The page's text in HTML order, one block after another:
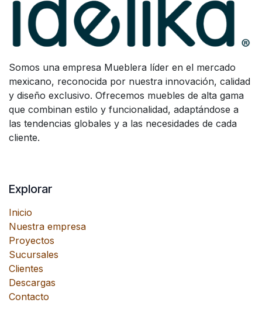
Somos una empresa Mueblera líder en el mercado
mexicano, reconocida por nuestra innovación, calidad
y diseño exclusivo. Ofrecemos muebles de alta gama
que combinan estilo y funcionalidad, adaptándose a
las tendencias globales y a las necesidades de cada
cliente.
Explorar
Inicio
Nuestra empresa
Proyectos
Sucursales
Clientes
Descargas
Contacto